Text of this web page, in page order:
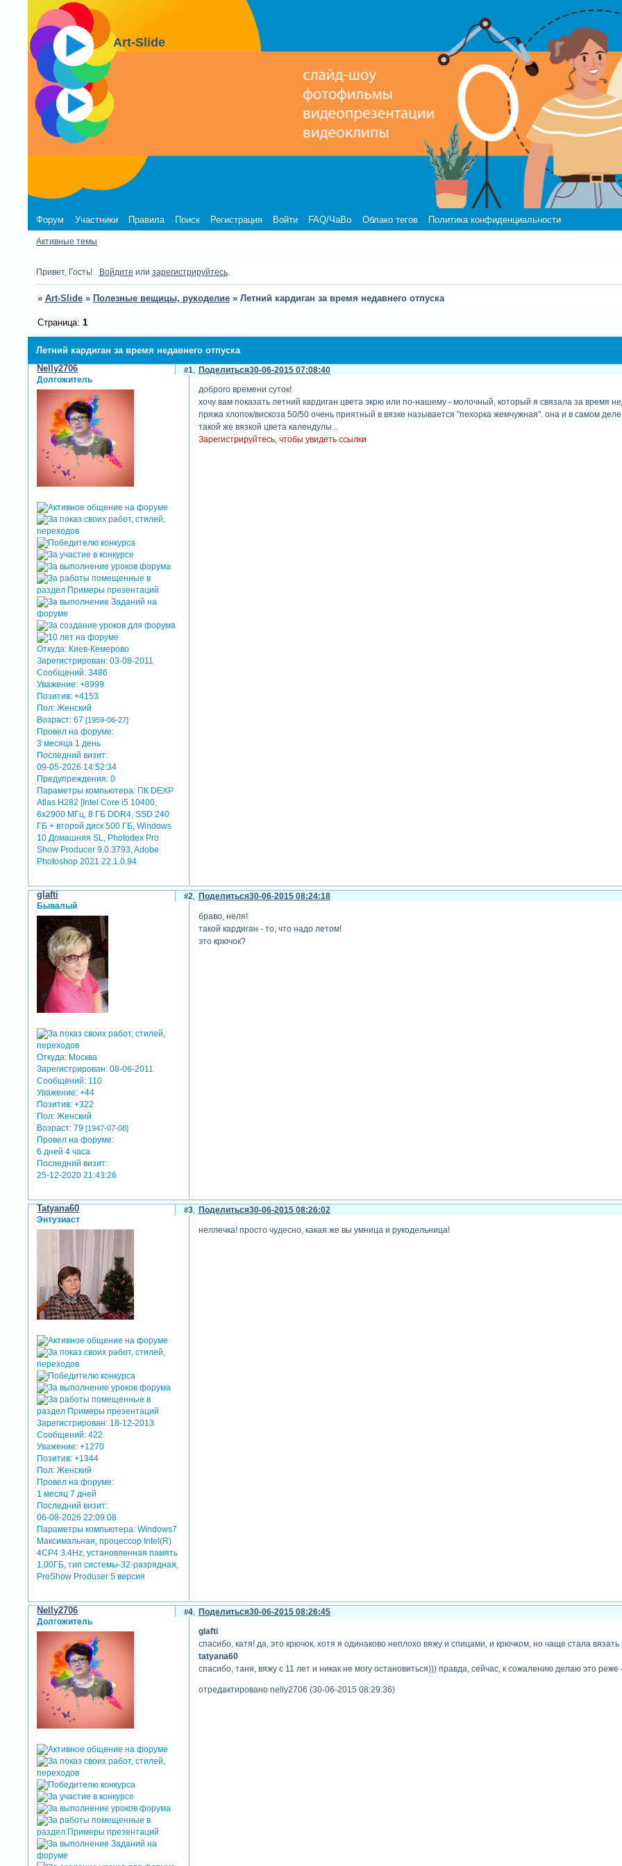
Art-Slide
Форум Участники Правила Поиск Регистрация Войти FAQ/ЧаВо Облако тегов Политика конфиденциальности
Активные темы
Привет, Гость! Войдите или зарегистрируйтесь.
» Art-Slide » Полезные вещицы, рукоделие » Летний кардиган за время недавнего отпуска
Летний кардиган за время недавнего отпуска
Страница: 1
Поделиться
1 30-06-2015 07:08:40
Nelly2706
Долгожитель
Откуда: Киев-Кемерово
Зарегистрирован: 03-08-2011
Сообщений: 3486
Уважение: +8999
Позитив: +4153
Пол: Женский
Возраст: 67[1959-06-27]
Провел на форуме:
3 месяца 1 день
Последний визит:
09-05-2026 14:52:34
Предупреждения: 0
Параметры компьютера: ПК DEXP
Atlas H282 [Intel Core i5 10400,
6x2900 МГц, 8 ГБ DDR4, SSD 240
ГБ + второй диск 500 ГБ, Windows
10 Домашняя SL, Photodex Pro
Show Producer 9.0.3793, Adobe
Photoshop 2021 22.1.0.94
доброго времени суток!
хочу вам показать летний кардиган цвета экрю или по-нашему - молочный, который я связала за время
пряжа хлопок/вискоза 50/50 очень приятный в вязке называется "пехорка жемчужная". она и в самом
такой же вязкой цвета календулы...
Зарегистрируйтесь, чтобы увидеть ссылки
Поделиться
2 30-06-2015 08:24:18
glafti
Бывалый
Откуда: Москва
Зарегистрирован: 08-06-2011
Сообщений: 110
Уважение: +44
Позитив: +322
Пол: Женский
Возраст: 79[1947-07-08]
Провел на форуме:
6 дней 4 часа
Последний визит:
25-12-2020 21:43:26
браво, неля!
такой кардиган - то, что надо летом!
это крючок?
Поделиться
3 30-06-2015 08:26:02
Tatyana60
Энтузиаст
Зарегистрирован: 18-12-2013
Сообщений: 422
Уважение: +1270
Позитив: +1344
Пол: Женский
Провел на форуме:
1 месяц 7 дней
Последний визит:
06-08-2026 22:09:08
Параметры компьютера: Windows7
Максимальная, процессор Intel(R)
4CP4 3.4Hz, установленная память
1,00ГБ, тип системы-32-разрядная,
ProShow Produser 5 версия
неллечка! просто чудесно, какая же вы умница и рукодельница!
Поделиться
4 30-06-2015 08:26:45
Nelly2706
Долгожитель
glafti
спасибо, катя! да, это крючок. хотя я одинаково неплохо вяжу и спицами, и крючком, но чаще стала
tatyana60
спасибо, таня, вяжу с 11 лет и никак не могу остановиться))) правда, сейчас, к сожалению делаю это реже
отредактировано nelly2706 (30-06-2015 08:29:36)